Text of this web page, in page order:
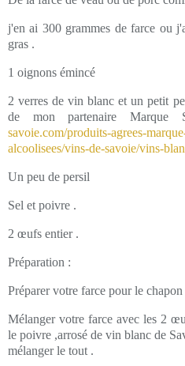
j'en ai 300 grammes de farce ou
gras .
1 oignons émincé
2 verres de vin blanc et un petit
de mon partenaire Marque
savoie.com/produits-agrees-
alcoolisees/vins-de-savoie/vins-
Un peu de persil
Sel et poivre .
2 œufs entier .
Préparation :
Préparer votre farce pour le chapon
Mélanger votre farce avec les 2
le poivre ,arrosé de vin blanc de
mélanger le tout .